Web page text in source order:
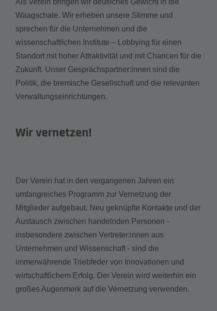
Waagschale. Wir erheben unsere Stimme und
sprechen für die Unternehmen und die
wissenschaftlichen Institute – Lobbying für einen
Standort mit hoher Attraktivität und mit Chancen für die
Zukunft. Unser Gesprächspartner:innen sind die
Politik, die bremische Gesellschaft und die relevanten
Verwaltungseinrichtungen.
Wir vernetzen!
Der Verein hat in den vergangenen Jahren ein
umfangreiches Programm zur Vernetzung der
Mitglieder aufgebaut. Neu geknüpfte Kontakte und der
Austausch zwischen handelnden Personen -
insbesondere zwischen Vertreter:innen aus
Unternehmen und Wissenschaft - sind die
immerwährende Triebfeder von Innovationen und
wirtschaftlichem Erfolg. Der Verein wird weiterhin ein
großes Augenmerk auf die Vernetzung verwenden.